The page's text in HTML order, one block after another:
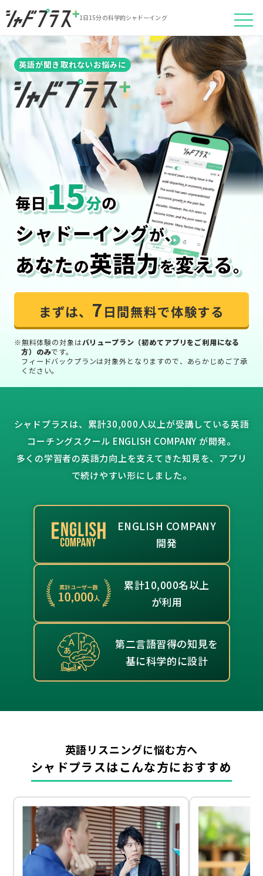
1日15分の科学的シャドーイング
英語リスニングにお悩みなら｜シャドー
英語が聞き取れないお悩みに
まずは、 7日間無料で体験する
※無料体験の対象はバリュープラン（初めてアプリをご利用になる
方）のみです。
フィードバックプランは対象外となりますので、あらかじめご了承
ください。
シャドプラスは、累計30,000人以上が受講している英語
コーチングスクール ENGLISH COMPANY が開発。
多くの学習者の英語力向上を支えてきた知見を、アプリ
で続けやすい形にしました。
ENGLISH COMPANY
開発
累計10,000名以上
が利用
第二言語習得の知見を
基に科学的に設計
英語リスニングに悩む方へ
シャドプラスはこんな方におすすめ